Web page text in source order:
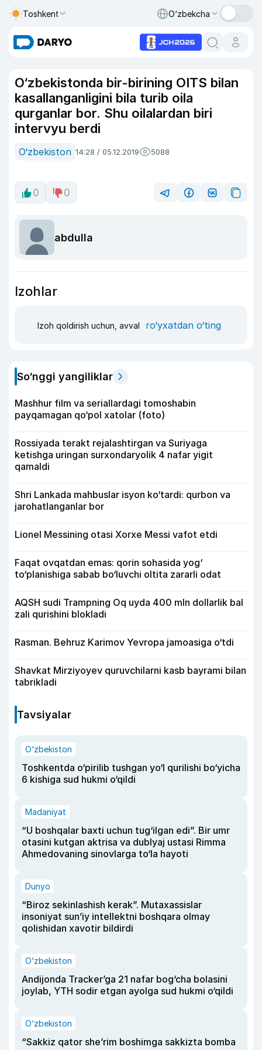
Toshkent O‘zbekcha
O‘zbekistonda bir-birining OITS bilan
kasallanganligini bila turib oila
qurganlar bor. Shu oilalardan biri
intervyu berdi
O‘zbekiston 14:28 / 05.12.2019 5088
0 0
abdulla
Izohlar
Izoh qoldirish uchun, avval ro‘yxatdan o‘ting
So‘nggi yangiliklar
Mashhur film va seriallardagi tomoshabin
payqamagan qo‘pol xatolar (foto)
Rossiyada terakt rejalashtirgan va Suriyaga
ketishga uringan surxondaryolik 4 nafar yigit
qamaldi
Shri Lankada mahbuslar isyon ko‘tardi: qurbon va
jarohatlanganlar bor
Lionel Messining otasi Xorxe Messi vafot etdi
Faqat ovqatdan emas: qorin sohasida yog‘
to‘planishiga sabab bo‘luvchi oltita zararli odat
AQSH sudi Trampning Oq uyda 400 mln dollarlik bal
zali qurishini blokladi
Rasman. Behruz Karimov Yevropa jamoasiga o‘tdi
Shavkat Mirziyoyev quruvchilarni kasb bayrami bilan
tabrikladi
Tavsiyalar
O‘zbekiston
Toshkentda o‘pirilib tushgan yo‘l qurilishi bo‘yicha
6 kishiga sud hukmi o‘qildi
Madaniyat
“U boshqalar baxti uchun tug‘ilgan edi”. Bir umr
otasini kutgan aktrisa va dublyaj ustasi Rimma
Ahmedovaning sinovlarga to‘la hayoti
Dunyo
“Biroz sekinlashish kerak”. Mutaxassislar
insoniyat sun’iy intellektni boshqara olmay
qolishidan xavotir bildirdi
O‘zbekiston
Andijonda Tracker’ga 21 nafar bog‘cha bolasini
joylab, YTH sodir etgan ayolga sud hukmi o‘qildi
O‘zbekiston
“Sakkiz qator she’rim boshimga sakkizta bomba